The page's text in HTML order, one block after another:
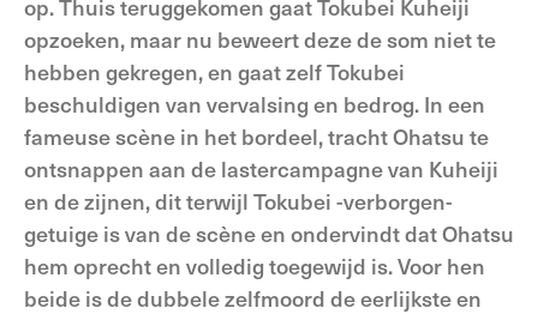
op. Thuis teruggekomen gaat Tokubei Kuheiji
opzoeken, maar nu beweert deze de som niet te
hebben gekregen, en gaat zelf Tokubei
beschuldigen van vervalsing en bedrog. In een
fameuse scène in het bordeel, tracht Ohatsu te
ontsnappen aan de lastercampagne van Kuheiji
en de zijnen, dit terwijl Tokubei -verborgen-
getuige is van de scène en ondervindt dat Ohatsu
hem oprecht en volledig toegewijd is. Voor hen
beide is de dubbele zelfmoord de eerlijkste en